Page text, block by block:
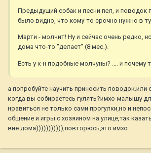
Предыдущий собак и песни пел, и поводок
было видно, что кому-то срочно нужно в
Марти - молчит! Ну и сейчас очень редко,
дома что-то "делает" (8 мес.).
Есть у к-н подобные молчуны? .... и почему
а попробуйте научить приносить поводок.или
когда вы собираетесь гулять?имхо-малышу
нравиться не только сами прогулки,но и
общение и игры с хозяином на улице,так
вне дома))))))))))),повторюсь,это имхо.